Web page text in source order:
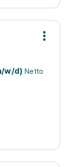
w/d) Netto